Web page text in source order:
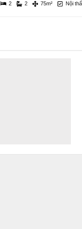
2 2 75m² Nội